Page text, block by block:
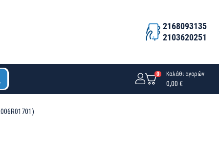
2168093135
2103620251
0 Καλάθι αγορών
0,00 €